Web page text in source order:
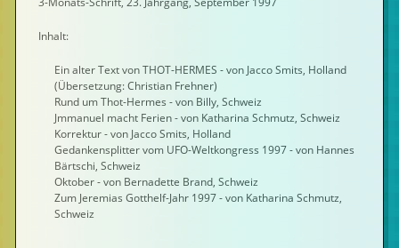
Inhalt:
Ein alter Text von THOT-HERMES - von Jacco Smits, Holland
(Übersetzung: Christian Frehner)
Rund um Thot-Hermes - von Billy, Schweiz
Jmmanuel macht Ferien - von Katharina Schmutz, Schweiz
Korrektur - von Jacco Smits, Holland
Gedankensplitter vom UFO-Weltkongress 1997 - von Hannes
Bärtschi, Schweiz
Oktober - von Bernadette Brand, Schweiz
Zum Jeremias Gotthelf-Jahr 1997 - von Katharina Schmutz,
Schweiz